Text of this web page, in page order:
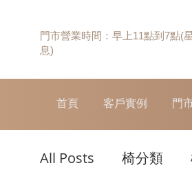
門市營業時間：早上11點到7點(
息)
首頁 客戶實例 門
All Posts 椅分類